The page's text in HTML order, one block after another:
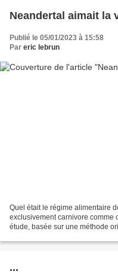
Neandertal aimait la
Publié le 05/01/2023 à 15:58
Par eric lebrun
Quel était le régime alimentaire
exclusivement carnivore comme
étude, basée sur une méthode
...